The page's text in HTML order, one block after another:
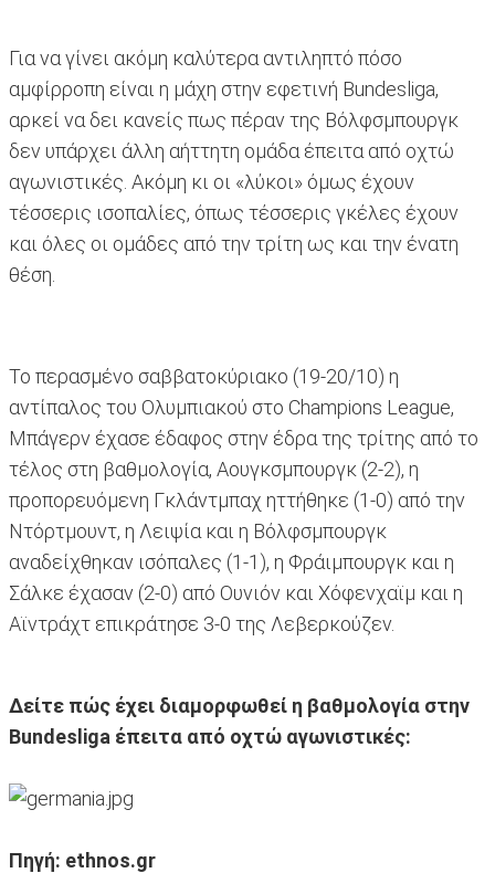
Για να γίνει ακόμη καλύτερα αντιληπτό πόσο
αμφίρροπη είναι η μάχη στην εφετινή Bundesliga,
αρκεί να δει κανείς πως πέραν της Βόλφσμπουργκ
δεν υπάρχει άλλη αήττητη ομάδα έπειτα από οχτώ
αγωνιστικές. Ακόμη κι οι «λύκοι» όμως έχουν
τέσσερις ισοπαλίες, όπως τέσσερις γκέλες έχουν
και όλες οι ομάδες από την τρίτη ως και την ένατη
θέση.
Το περασμένο σαββατοκύριακο (19-20/10) η
αντίπαλος του Ολυμπιακού στο Champions League,
Μπάγερν έχασε έδαφος στην έδρα της τρίτης από το
τέλος στη βαθμολογία, Αουγκσμπουργκ (2-2), η
προπορευόμενη Γκλάντμπαχ ηττήθηκε (1-0) από την
Ντόρτμουντ, η Λειψία και η Βόλφσμπουργκ
αναδείχθηκαν ισόπαλες (1-1), η Φράιμπουργκ και η
Σάλκε έχασαν (2-0) από Ουνιόν και Χόφενχαϊμ και η
Αϊντράχτ επικράτησε 3-0 της Λεβερκούζεν.
Δείτε πώς έχει διαμορφωθεί η βαθμολογία στην
Bundesliga έπειτα από οχτώ αγωνιστικές:
Πηγή: ethnos.gr